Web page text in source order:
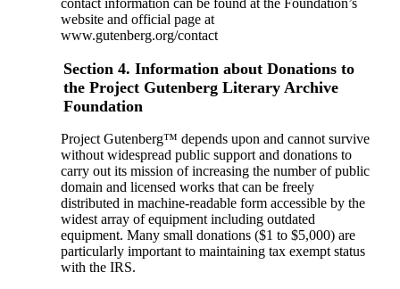
contact information can be found at the Foundation’s
website and official page at
www.gutenberg.org/contact
Section 4. Information about Donations to
the Project Gutenberg Literary Archive
Foundation
Project Gutenberg™ depends upon and cannot survive
without widespread public support and donations to
carry out its mission of increasing the number of public
domain and licensed works that can be freely
distributed in machine-readable form accessible by the
widest array of equipment including outdated
equipment. Many small donations ($1 to $5,000) are
particularly important to maintaining tax exempt status
with the IRS.